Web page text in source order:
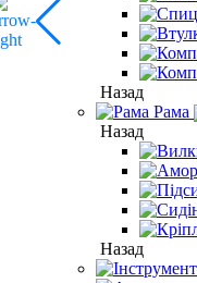
Назад
Рама
Назад
Назад